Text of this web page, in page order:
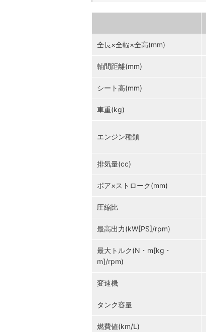
全長×全幅×全高(mm)
軸間距離(mm)
シート高(mm)
車重(kg)
エンジン種類
排気量(cc)
ボア×ストローク(mm)
圧縮比
最高出力(kW[PS]/rpm)
最大トルク(N・m[kg・
m]/rpm)
変速機
タンク容量
燃費値(km/L)